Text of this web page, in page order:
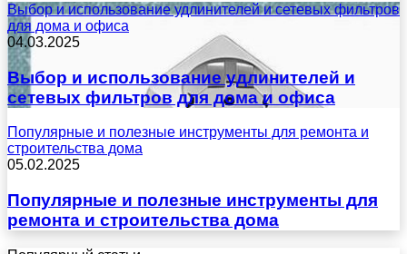
Выбор и использование удлинителей и сетевых фильтров
для дома и офиса
04.03.2025
Выбор и использование удлинителей и
сетевых фильтров для дома и офиса
Популярные и полезные инструменты для ремонта и
строительства дома
05.02.2025
Популярные и полезные инструменты для
ремонта и строительства дома